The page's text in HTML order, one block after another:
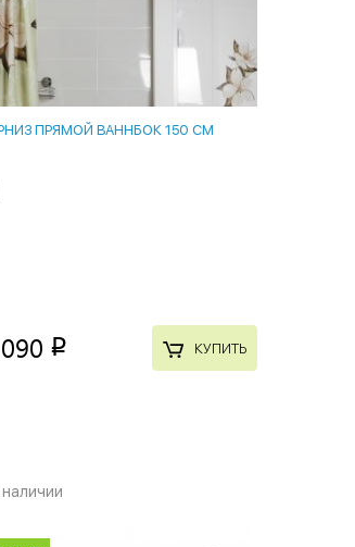
ПРЯМОЙ ВАННБОК 150 СМ
p КУПИТЬ
наличии